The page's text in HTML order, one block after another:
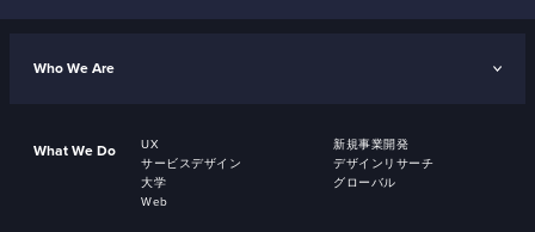
Who We Are
What We Do UX
新規事業開発
サービスデザイン
デザインリサーチ
大学
グローバル
Web